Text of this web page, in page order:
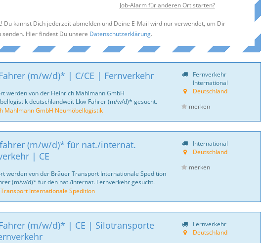
Job-Alarm für anderen Ort starten?
Du kannst Dich jederzeit abmelden und Deine E-Mail wird nur verwendet, um Dir
Hier findest Du unsere Datenschutzerklärung.
(m/w/d)* | C/CE | Fernverkehr
werden von der Heinrich Mahlmann GmbH
deutschlandweit Lkw-Fahrer (m/w/d)* gesucht.
Mahlmann GmbH Neumöbellogistik
Fernverkehr
International
Deutschland
merken
(m/w/d)* für nat./internat.
| CE
werden von der Bräuer Transport Internationale Spedition
(m/w/d)* für den nat./internat. Fernverkehr gesucht.
Internationale Spedition
International
Deutschland
merken
(m/w/d)* | CE | Silotransporte
Fernverkehr
Deutschland